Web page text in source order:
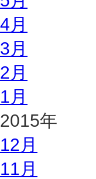
4月
3月
2月
1月
2015年
12月
11月